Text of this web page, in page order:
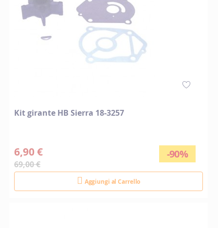
Kit girante HB Sierra 18-3257
-90%
6,90 €
69,00 €
Aggiungi al Carrello